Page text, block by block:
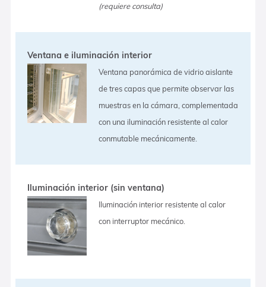
(requiere consulta)
Ventana e iluminación interior
Ventana panorámica de vidrio aislante
de tres capas que permite observar las
muestras en la cámara, complementada
con una iluminación resistente al calor
conmutable mecánicamente.
Iluminación interior (sin ventana)
Iluminación interior resistente al calor
con interruptor mecánico.